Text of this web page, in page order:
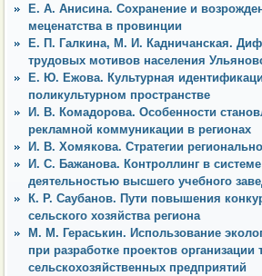
Е. А. Анисина. Сохранение и
меценатства в провинции
Е. П. Галкина, М. И. Кадничанская.
трудовых мотивов населения
Е. Ю. Ежова. Культурная
поликультурном пространстве
И. В. Комадорова. Особенности
рекламной коммуникации в регионах
И. В. Хомякова. Стратегии
И. С. Бажанова. Контроллинг в
деятельностью высшего учебного
К. Р. Саубанов. Пути повышения
сельского хозяйства региона
М. М. Гераськин. Использование
при разработке проектов организации
сельскохозяйственных предприятий